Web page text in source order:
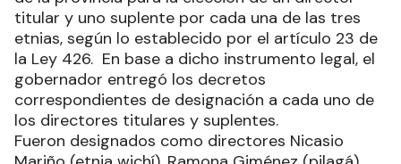
titular y uno suplente por cada una de las tres
etnias, según lo establecido por el artículo 23 de
la Ley 426. En base a dicho instrumento legal, el
gobernador entregó los decretos
correspondientes de designación a cada uno de
los directores titulares y suplentes.
Fueron designados como directores Nicasio